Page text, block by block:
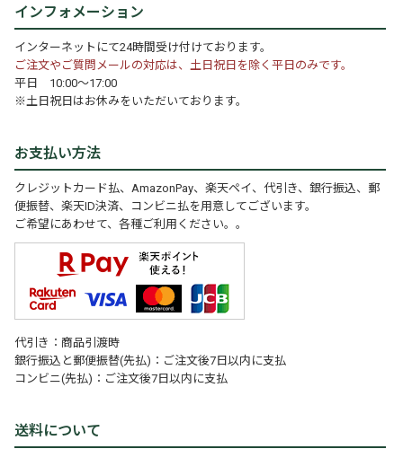
インフォメーション
インターネットにて24時間受け付けております。
ご注文やご質問メールの対応は、土日祝日を除く平日のみです。
平日 10:00～17:00
※土日祝日はお休みをいただいております。
お支払い方法
クレジットカード払、AmazonPay、楽天ペイ、代引き、銀行振込、郵
便振替、楽天ID決済、コンビニ払を用意してございます。
ご希望にあわせて、各種ご利用ください。。
代引き：商品引渡時
銀行振込と郵便振替(先払)：ご注文後7日以内に支払
コンビニ(先払)：ご注文後7日以内に支払
送料について